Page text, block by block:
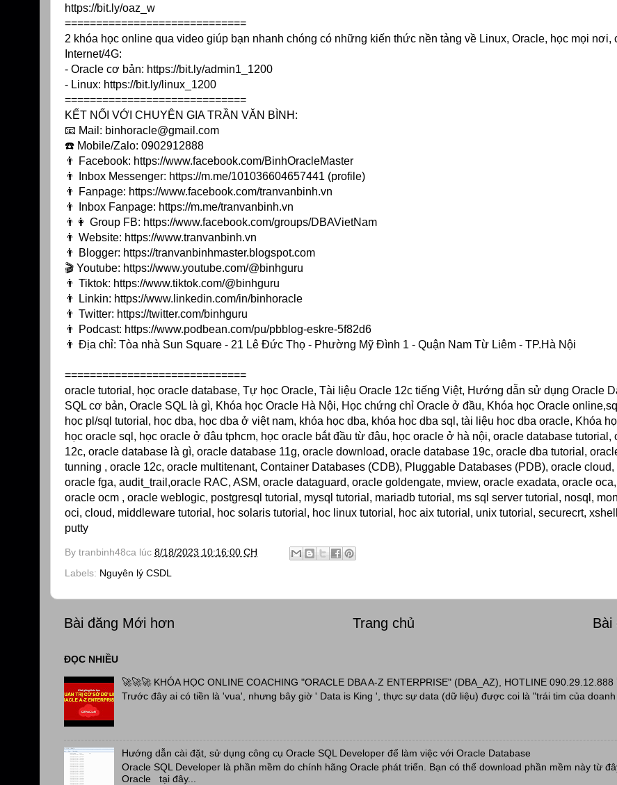
https://bit.ly/oaz_w
=============================
2 khóa học online qua video giúp bạn nhanh chóng có những kiến thức nền tảng về Linux, Oracle, học mọi nơi,
Internet/4G:
- Oracle cơ bản: https://bit.ly/admin1_1200
- Linux: https://bit.ly/linux_1200
=============================
KẾT NỐI VỚI CHUYÊN GIA TRẦN VĂN BÌNH:
📧 Mail: binhoracle@gmail.com
☎️ Mobile/Zalo: 0902912888
👨 Facebook: https://www.facebook.com/BinhOracleMaster
👨 Inbox Messenger: https://m.me/101036604657441 (profile)
👨 Fanpage: https://www.facebook.com/tranvanbinh.vn
👨 Inbox Fanpage: https://m.me/tranvanbinh.vn
👨👩 Group FB: https://www.facebook.com/groups/DBAVietNam
👨 Website: https://www.tranvanbinh.vn
👨 Blogger: https://tranvanbinhmaster.blogspot.com
🎬 Youtube: https://www.youtube.com/@binhguru
👨 Tiktok: https://www.tiktok.com/@binhguru
👨 Linkin: https://www.linkedin.com/in/binhoracle
👨 Twitter: https://twitter.com/binhguru
👨 Podcast: https://www.podbean.com/pu/pbblog-eskre-5f82d6
👨 Địa chỉ: Tòa nhà Sun Square - 21 Lê Đức Thọ - Phường Mỹ Đình 1 - Quận Nam Từ Liêm - TP.Hà Nội
=============================
oracle tutorial, học oracle database, Tự học Oracle, Tài liệu Oracle 12c tiếng Việt, Hướng dẫn sử dụng Oracle
SQL cơ bản, Oracle SQL là gì, Khóa học Oracle Hà Nội, Học chứng chỉ Oracle ở đầu, Khóa học Oracle
học pl/sql tutorial, học dba, học dba ở việt nam, khóa học dba, khóa học dba sql, tài liệu học dba oracle, Khóa
học oracle sql, học oracle ở đâu tphcm, học oracle bắt đầu từ đâu, học oracle ở hà nội, oracle database tutorial,
12c, oracle database là gì, oracle database 11g, oracle download, oracle database 19c, oracle dba tutorial,
tunning , oracle 12c, oracle multitenant, Container Databases (CDB), Pluggable Databases (PDB), oracle cloud,
oracle fga, audit_trail,oracle RAC, ASM, oracle dataguard, oracle goldengate, mview, oracle exadata, oracle
oracle ocm , oracle weblogic, postgresql tutorial, mysql tutorial, mariadb tutorial, ms sql server tutorial, nosql,
oci, cloud, middleware tutorial, hoc solaris tutorial, hoc linux tutorial, hoc aix tutorial, unix tutorial, securecrt,
putty
By tranbinh48ca lúc 8/18/2023 10:16:00 CH
Labels: Nguyên lý CSDL
Bài đăng Mới hơn Bài
Trang chủ
ĐỌC NHIỀU
🚀🚀🚀 KHÓA HỌC ONLINE COACHING "ORACLE DBA A-Z ENTERPRISE" (DBA_AZ), HOTLINE 090.29.12.888
Trước đây ai có tiền là 'vua', nhưng bây giờ ' Data is King ', thực sự data (dữ liệu) được coi là "trái tim của doanh
Hướng dẫn cài đặt, sử dụng công cụ Oracle SQL Developer để làm việc với Oracle Database
Oracle SQL Developer là phần mềm do chính hãng Oracle phát triển. Bạn có thể download phần mềm này từ
Oracle tại đây...